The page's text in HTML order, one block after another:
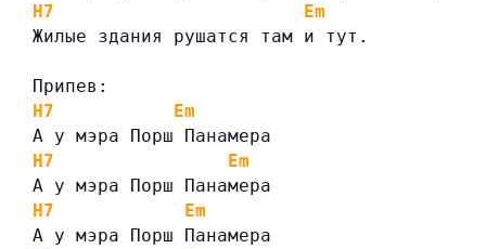
H7
Em
Жилые здания рушатся там и тут.
Припев:
H7
Em
А у мэра Порш Панамера
H7
Em
А у мэра Порш Панамера
H7
Em
А у мэра Порш Панамера